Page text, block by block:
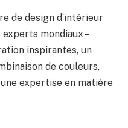
de design d’intérieur
mondiaux –
inspirantes, un
de couleurs,
expertise en matière